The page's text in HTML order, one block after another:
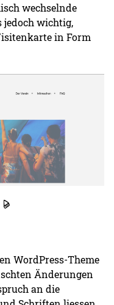
wechselnde
jedoch wichtig,
in Form
WordPress-Theme
Änderungen
an die